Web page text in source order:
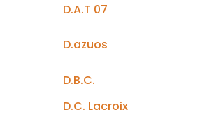
D.A.T 07
D.azuos
D.B.C.
D.C. Lacroix